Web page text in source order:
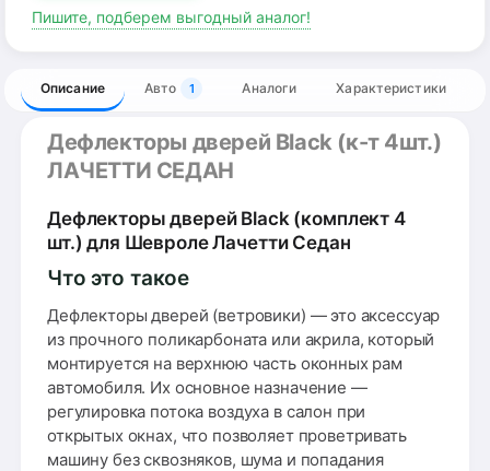
Пишите, подберем выгодный аналог!
Описание Авто 1 Аналоги Характеристики
Дефлекторы дверей Black (к-т 4шт.)
ЛАЧЕТТИ СЕДАН
Дефлекторы дверей Black (комплект 4
шт.) для Шевроле Лачетти Седан
Что это такое
Дефлекторы дверей (ветровики) — это аксессуар
из прочного поликарбоната или акрила, который
монтируется на верхнюю часть оконных рам
автомобиля. Их основное назначение —
регулировка потока воздуха в салон при
открытых окнах, что позволяет проветривать
машину без сквозняков, шума и попадания